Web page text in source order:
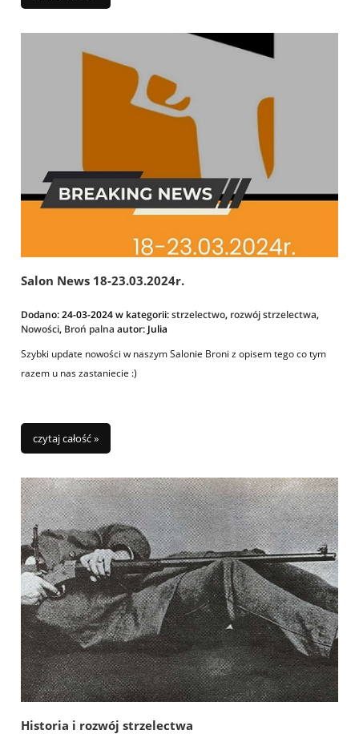
Salon News 18-23.03.2024r.
Dodano:24-03-2024w kategorii:strzelectwo, rozwój strzelectwa,
Nowości, Broń palna autor: Julia
Szybki update nowości w naszym Salonie Broni z opisem tego co tym
razem u nas zastaniecie :)
czytaj całość »
Historia i rozwój strzelectwa